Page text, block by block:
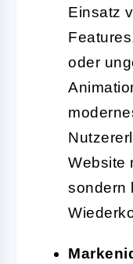
Einsatz
oder
Website
sondern